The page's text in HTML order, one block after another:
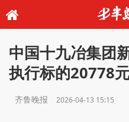
中国十九冶集团
执行标的20778
齐鲁晚报 2026-04-13 15:15